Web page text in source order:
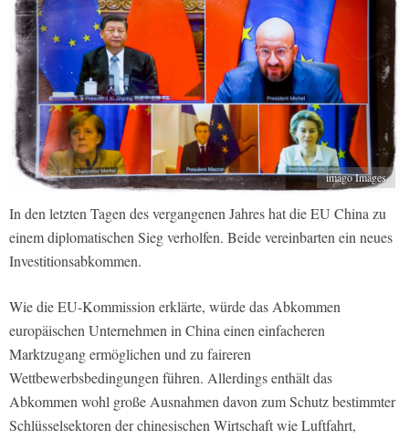
imago Images
In den letzten Tagen des vergangenen Jahres hat die EU China zu
einem diplomatischen Sieg verholfen. Beide vereinbarten ein neues
Investitionsabkommen.
Wie die EU-Kommission erklärte, würde das Abkommen
europäischen Unternehmen in China einen einfacheren
Marktzugang ermöglichen und zu faireren
Wettbewerbsbedingungen führen. Allerdings enthält das
Abkommen wohl große Ausnahmen davon zum Schutz bestimmter
Schlüsselsektoren der chinesischen Wirtschaft wie Luftfahrt,